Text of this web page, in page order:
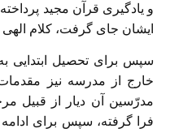
و یادگیری قرآن مجید
ایشان جای گرفت، کلام الهی
سپس برای تحصیل ابتدایی
خارج از مدرسه نیز
مدرّسین آن دیار از قبیل
فرا گرفته، سپس برای